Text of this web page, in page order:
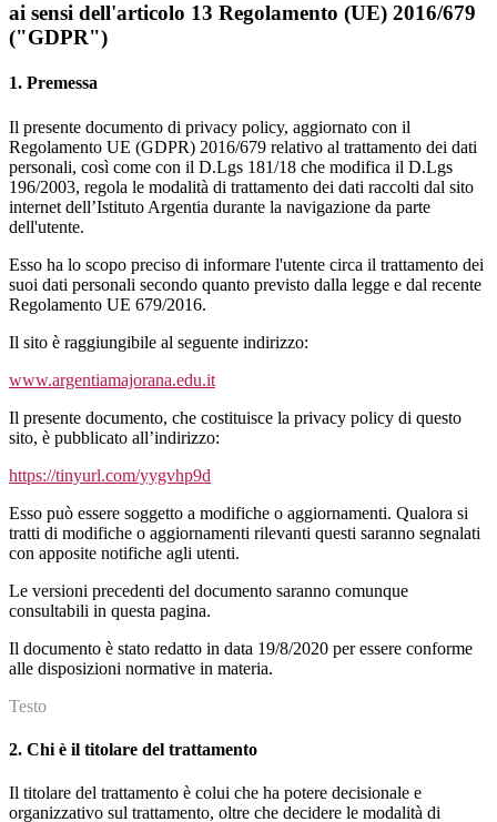
ai sensi dell'articolo 13 Regolamento (UE) 2016/679
("GDPR")
1. Premessa
Il presente documento di privacy policy, aggiornato con il
Regolamento UE (GDPR) 2016/679 relativo al trattamento dei dati
personali, così come con il D.Lgs 181/18 che modifica il D.Lgs
196/2003, regola le modalità di trattamento dei dati raccolti dal sito
internet dell’Istituto Argentia durante la navigazione da parte
dell'utente.
Esso ha lo scopo preciso di informare l'utente circa il trattamento dei
suoi dati personali secondo quanto previsto dalla legge e dal recente
Regolamento UE 679/2016.
Il sito è raggiungibile al seguente indirizzo:
www.argentiamajorana.edu.it
Il presente documento, che costituisce la privacy policy di questo
sito, è pubblicato all’indirizzo:
https://tinyurl.com/yygvhp9d
Esso può essere soggetto a modifiche o aggiornamenti. Qualora si
tratti di modifiche o aggiornamenti rilevanti questi saranno segnalati
con apposite notifiche agli utenti.
Le versioni precedenti del documento saranno comunque
consultabili in questa pagina.
Il documento è stato redatto in data 19/8/2020 per essere conforme
alle disposizioni normative in materia.
Testo
2. Chi è il titolare del trattamento
Il titolare del trattamento è colui che ha potere decisionale e
organizzativo sul trattamento, oltre che decidere le modalità di